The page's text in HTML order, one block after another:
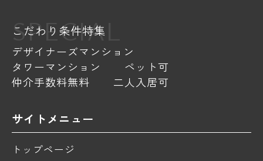
SPECIAL
こだわり条件特集
デザイナーズマンション
タワーマンション
ペット可
仲介手数料無料
二人入居可
サイトメニュー
トップページ